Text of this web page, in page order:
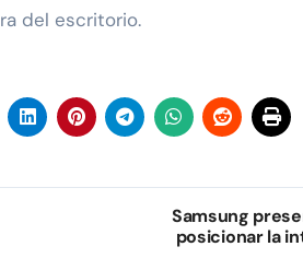
del escritorio.
Samsung
posicionar la